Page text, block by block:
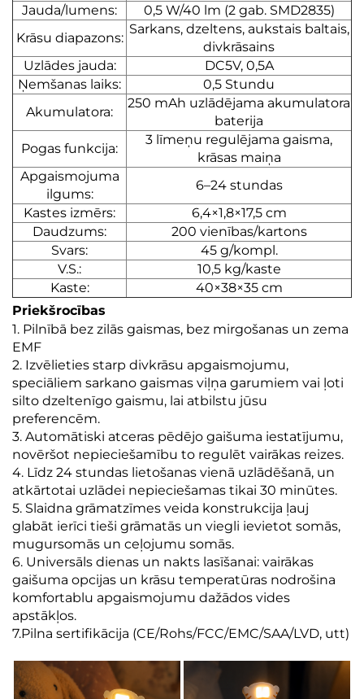
Jauda/lumens:
0,5 W/40 lm (2 gab. SMD2835)
Krāsu diapazons:
Sarkans, dzeltens, aukstais baltais,
divkrāsains
Uzlādes jauda:
DC5V, 0,5A
Ņemšanas laiks:
0,5 Stundu
Akumulatora:
250 mAh uzlādējama akumulatora
baterija
Pogas funkcija:
3 līmeņu regulējama gaisma,
krāsas maiņa
Apgaismojuma
ilgums:
6–24 stundas
Kastes izmērs:
6,4×1,8×17,5 cm
Daudzums:
200 vienības/kartons
Svars:
45 g/kompl.
V.S.:
10,5 kg/kaste
Kaste:
40×38×35 cm
Priekšrocības
1. Pilnībā bez zilās gaismas, bez mirgošanas un zema
EMF
2. Izvēlieties starp divkrāsu apgaismojumu,
speciāliem sarkano gaismas viļņa garumiem vai ļoti
silto dzeltenīgo gaismu, lai atbilstu jūsu
preferencēm.
3. Automātiski atceras pēdējo gaišuma iestatījumu,
novēršot nepieciešamību to regulēt vairākas reizes.
4. Līdz 24 stundas lietošanas vienā uzlādēšanā, un
atkārtotai uzlādei nepieciešamas tikai 30 minūtes.
5. Slaidna grāmatzīmes veida konstrukcija ļauj
glabāt ierīci tieši grāmatās un viegli ievietot somās,
mugursomās un ceļojumu somās.
6. Universāls dienas un nakts lasīšanai: vairākas
gaišuma opcijas un krāsu temperatūras nodrošina
komfortablu apgaismojumu dažādos vides
apstākļos.
7.Pilna sertifikācija (CE/Rohs/FCC/EMC/SAA/LVD, utt)